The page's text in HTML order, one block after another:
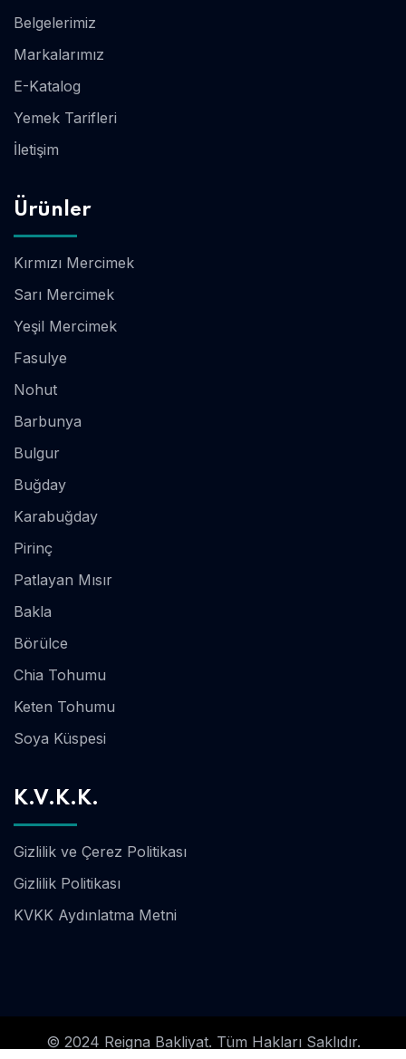
Belgelerimiz
Markalarımız
E-Katalog
Yemek Tarifleri
İletişim
Ürünler
Kırmızı Mercimek
Sarı Mercimek
Yeşil Mercimek
Fasulye
Nohut
Barbunya
Bulgur
Buğday
Karabuğday
Pirinç
Patlayan Mısır
Bakla
Börülce
Chia Tohumu
Keten Tohumu
Soya Küspesi
K.V.K.K.
Gizlilik ve Çerez Politikası
Gizlilik Politikası
KVKK Aydınlatma Metni
© 2024 Reigna Bakliyat. Tüm Hakları Saklıdır.